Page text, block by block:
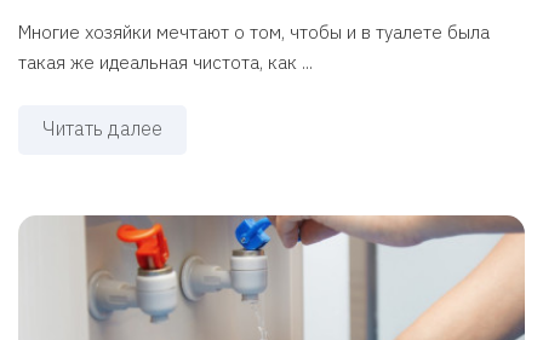
Многие хозяйки мечтают о том, чтобы и в туалете была
такая же идеальная чистота, как ...
Читать далее